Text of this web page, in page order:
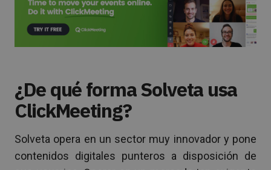
¿De qué forma Solveta usa
ClickMeeting?
Solveta opera en un sector muy innovador y pone
contenidos digitales punteros a disposición de